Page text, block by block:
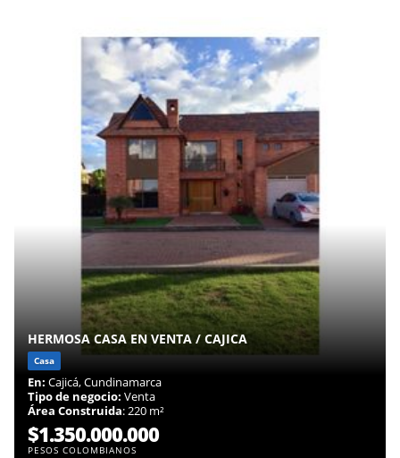
HERMOSA CASA EN VENTA / CAJICA
Casa
En: Cajicá, Cundinamarca
Tipo de negocio: Venta
Área Construida: 220 m²
$1.350.000.000
PESOS COLOMBIANOS